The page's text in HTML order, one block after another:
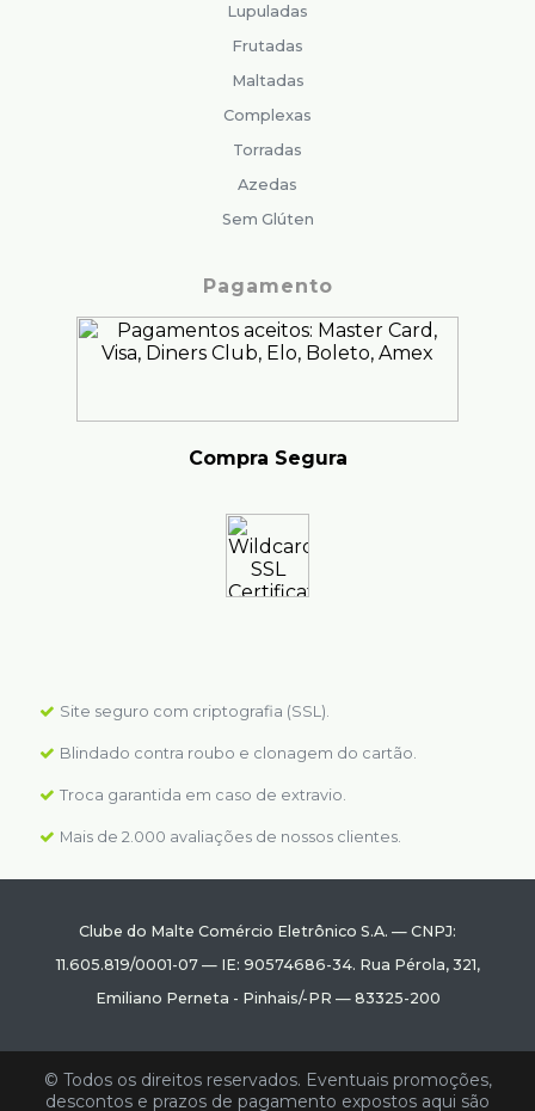
Lupuladas
Frutadas
Maltadas
Complexas
Torradas
Azedas
Sem Glúten
Pagamento
Compra Segura
Site seguro com criptografia (SSL).
Blindado contra roubo e clonagem do cartão.
Troca garantida em caso de extravio.
Mais de 2.000 avaliações de nossos clientes.
Clube do Malte Comércio Eletrônico S.A. — CNPJ:
11.605.819/0001-07— IE: 90574686-34. Rua Pérola, 321,
Emiliano Perneta - Pinhais/-PR — 83325-200
© Todos os direitos reservados. Eventuais promoções,
descontos e prazos de pagamento expostos aqui são